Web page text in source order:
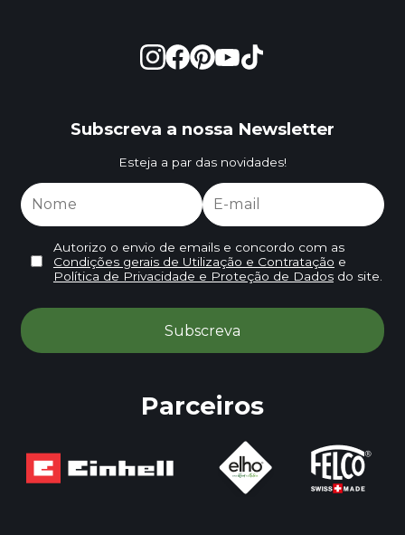
Subscreva a nossa Newsletter
Esteja a par das novidades!
Autorizo o envio de emails e concordo com as
Condições gerais de Utilização e Contratação e
Política de Privacidade e Proteção de Dadosdo site.
Parceiros